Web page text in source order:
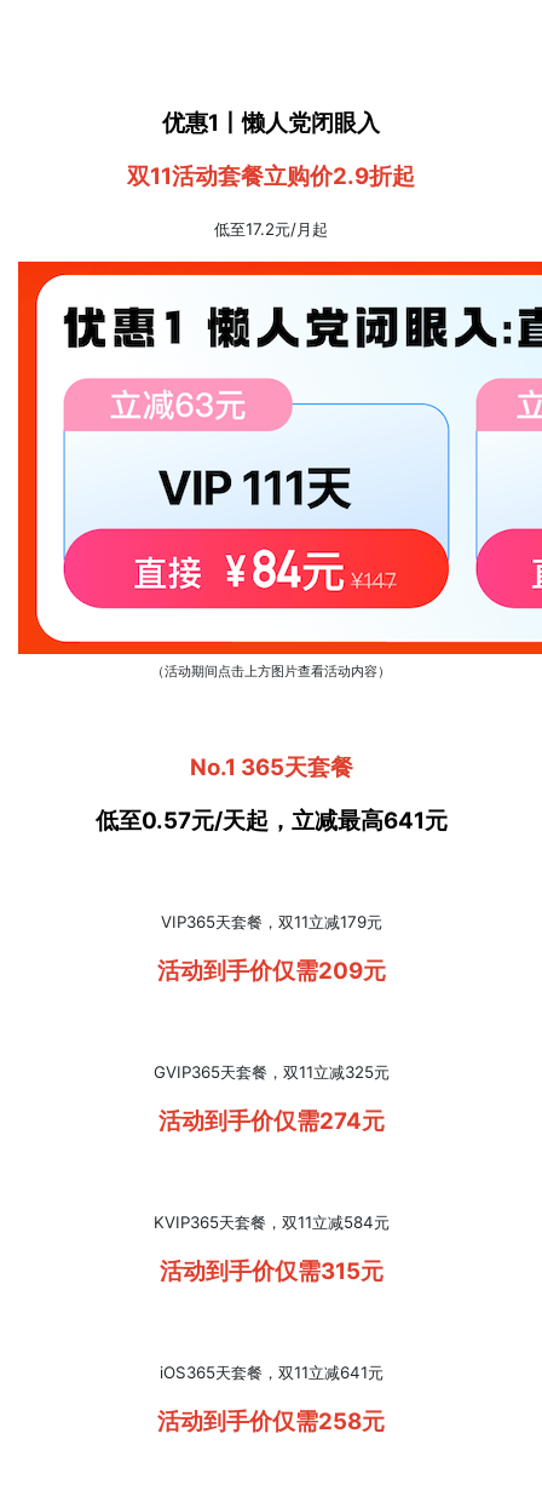
优惠1丨懒人党闭眼入
双11活动套餐立购价2.9折起
低至17.2元/月起
（活动期间点击上方图片查看活动内容）
No.1 365天套餐
低至0.57元/天起，立减最高641元
VIP365天套餐，双11立减179元
活动到手价仅需209元
GVIP365天套餐，双11立减325元
活动到手价仅需274元
KVIP365天套餐，双11立减584元
活动到手价仅需315元
iOS365天套餐，双11立减641元
活动到手价仅需258元